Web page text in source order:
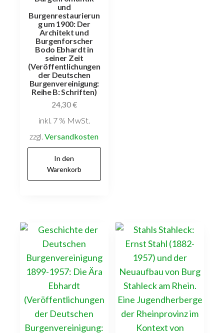
und
Burgenrestaurierun
g um 1900: Der
Architekt und
Burgenforscher
Bodo Ebhardt in
seiner Zeit
(Veröffentlichungen
der Deutschen
Burgenvereinigung:
Reihe B: Schriften)
24,30€
inkl. 7 % MwSt.
zzgl.Versandkosten
In den
Warenkorb